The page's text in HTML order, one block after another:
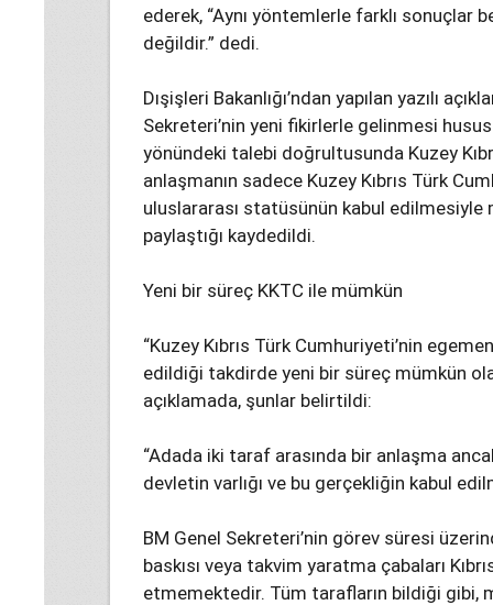
ederek, “Aynı yöntemlerle farklı sonuçlar
değildir.” dedi.
Dışişleri Bakanlığı’ndan yapılan yazılı
Sekreteri’nin yeni fikirlerle gelinmesi
yönündeki talebi doğrultusunda Kuzey
anlaşmanın sadece Kuzey Kıbrıs Türk
uluslararası statüsünün kabul
paylaştığı kaydedildi.
Yeni bir süreç KKTC ile mümkün
“Kuzey Kıbrıs Türk Cumhuriyeti’nin
edildiği takdirde yeni bir süreç mümkün
açıklamada, şunlar belirtildi:
“Adada iki taraf arasında bir anlaşma
devletin varlığı ve bu gerçekliğin kabul
BM Genel Sekreteri’nin görev süresi
baskısı veya takvim yaratma çabaları
etmemektedir. Tüm tarafların bildiği gibi,